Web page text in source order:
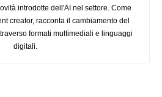
introdotte dell'AI nel settore. Come
creator, racconta il cambiamento del
formati multimediali e linguaggi
digitali.